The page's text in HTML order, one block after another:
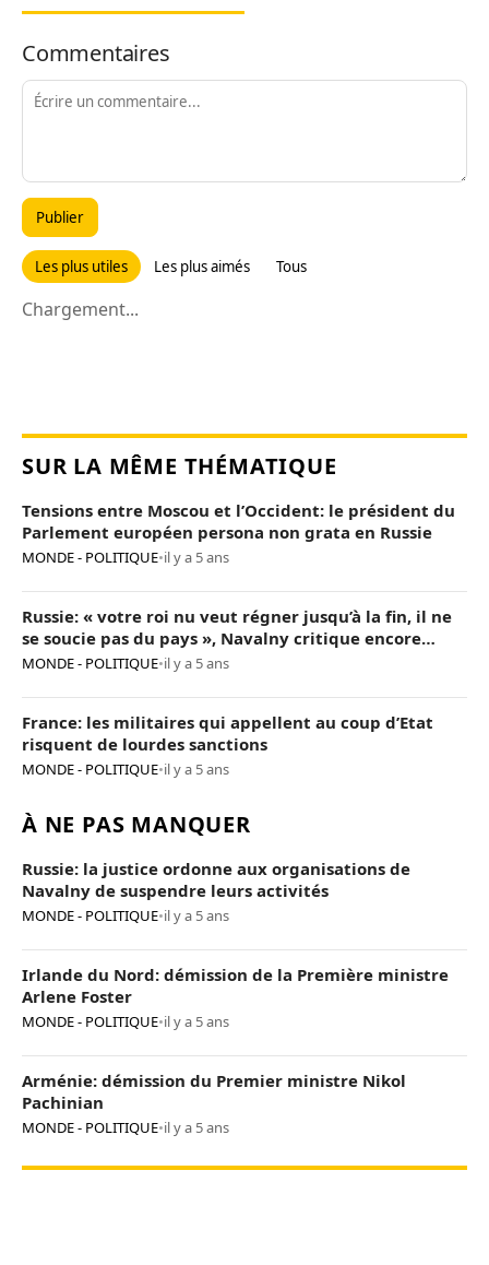
Commentaires
Publier
Les plus utiles Les plus aimés Tous
Chargement...
SUR LA MÊME THÉMATIQUE
Tensions entre Moscou et l’Occident: le président du
Parlement européen persona non grata en Russie
MONDE - POLITIQUE•il y a 5 ans
Russie: « votre roi nu veut régner jusqu’à la fin, il ne
se soucie pas du pays », Navalny critique encore
Poutine
MONDE - POLITIQUE•il y a 5 ans
France: les militaires qui appellent au coup d’Etat
risquent de lourdes sanctions
MONDE - POLITIQUE•il y a 5 ans
À NE PAS MANQUER
Russie: la justice ordonne aux organisations de
Navalny de suspendre leurs activités
MONDE - POLITIQUE•il y a 5 ans
Irlande du Nord: démission de la Première ministre
Arlene Foster
MONDE - POLITIQUE•il y a 5 ans
Arménie: démission du Premier ministre Nikol
Pachinian
MONDE - POLITIQUE•il y a 5 ans